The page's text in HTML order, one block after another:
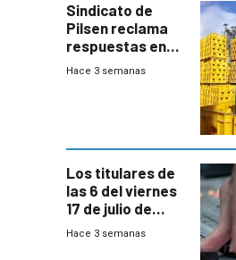
Sindicato de
Pilsen reclama
respuestas en
medio de
Hace 3 semanas
Los titulares de
las 6 del viernes
17 de julio de
2026
Hace 3 semanas